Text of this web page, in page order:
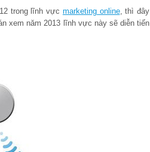
trong lĩnh vực marketing online, thì đây
xem năm 2013 lĩnh vực này sẽ diễn tiến